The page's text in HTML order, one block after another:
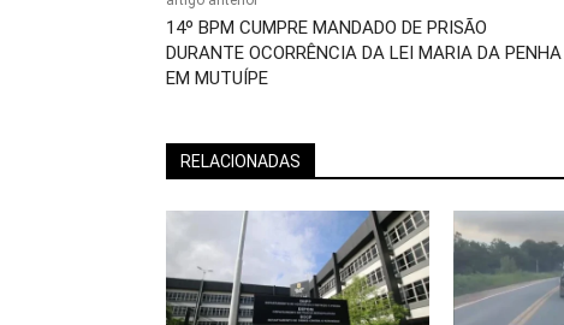
14º BPM CUMPRE MANDADO DE PRISÃO
DURANTE OCORRÊNCIA DA LEI MARIA DA PENHA
EM MUTUÍPE
RELACIONADAS